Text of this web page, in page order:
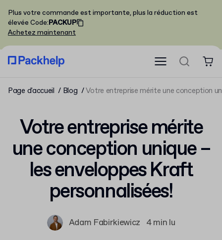
Plus votre commande est importante, plus la réduction est
élevée Code:PACKUP
Achetez maintenant
Page d'accueil Blog Votre entreprise mérite une conception
Votre entreprise mérite
une conception unique –
les enveloppes Kraft
personnalisées!
Adam Fabirkiewicz 4 min lu